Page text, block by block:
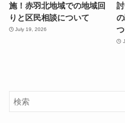
施！赤羽北地域での地域回
りと区民相談について
July 19, 2026